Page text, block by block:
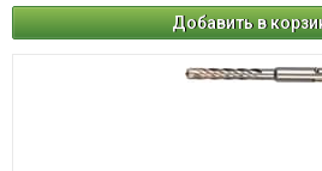
Добавить в